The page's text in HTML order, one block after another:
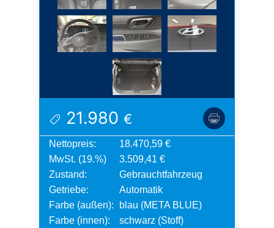
21.980 €
Nettopreis:
18.470,59 €
MwSt. (19.%)
3.509,41 €
Zustand:
Gebrauchtfahrzeug
Getriebe:
Automatik
Farbe (außen):
blau (META BLUE)
Farbe (innen):
schwarz (Stoff)